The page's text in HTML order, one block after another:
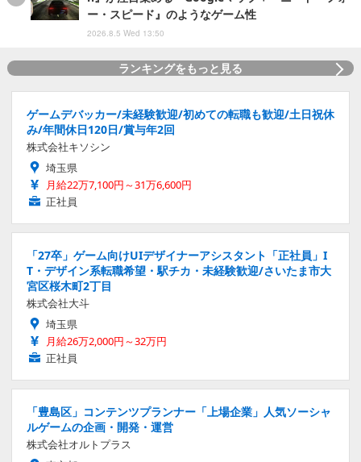
ー・スピード』のようなゲーム性
2026.8.5 Wed 13:50
ランキングをもっと見る
ゲームデバッカー/未経験歓迎/初めての転職も歓迎/土日祝休
み/年間休日120日/賞与年2回
株式会社キソシン
埼玉県
月給22万7,100円～31万6,600円
正社員
「27卒」ゲーム向けUIデザイナーアシスタント「正社員」I
T・デザイン系転職希望・駅チカ・未経験歓迎/さいたま市大
宮区桜木町2丁目
株式会社大斗
埼玉県
月給26万2,000円～32万円
正社員
「豊島区」コンテンツプランナー「上場企業」人気ソーシャ
ルゲームの企画・開発・運営
株式会社オルトプラス